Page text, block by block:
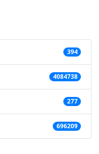
394
4084738
277
696209